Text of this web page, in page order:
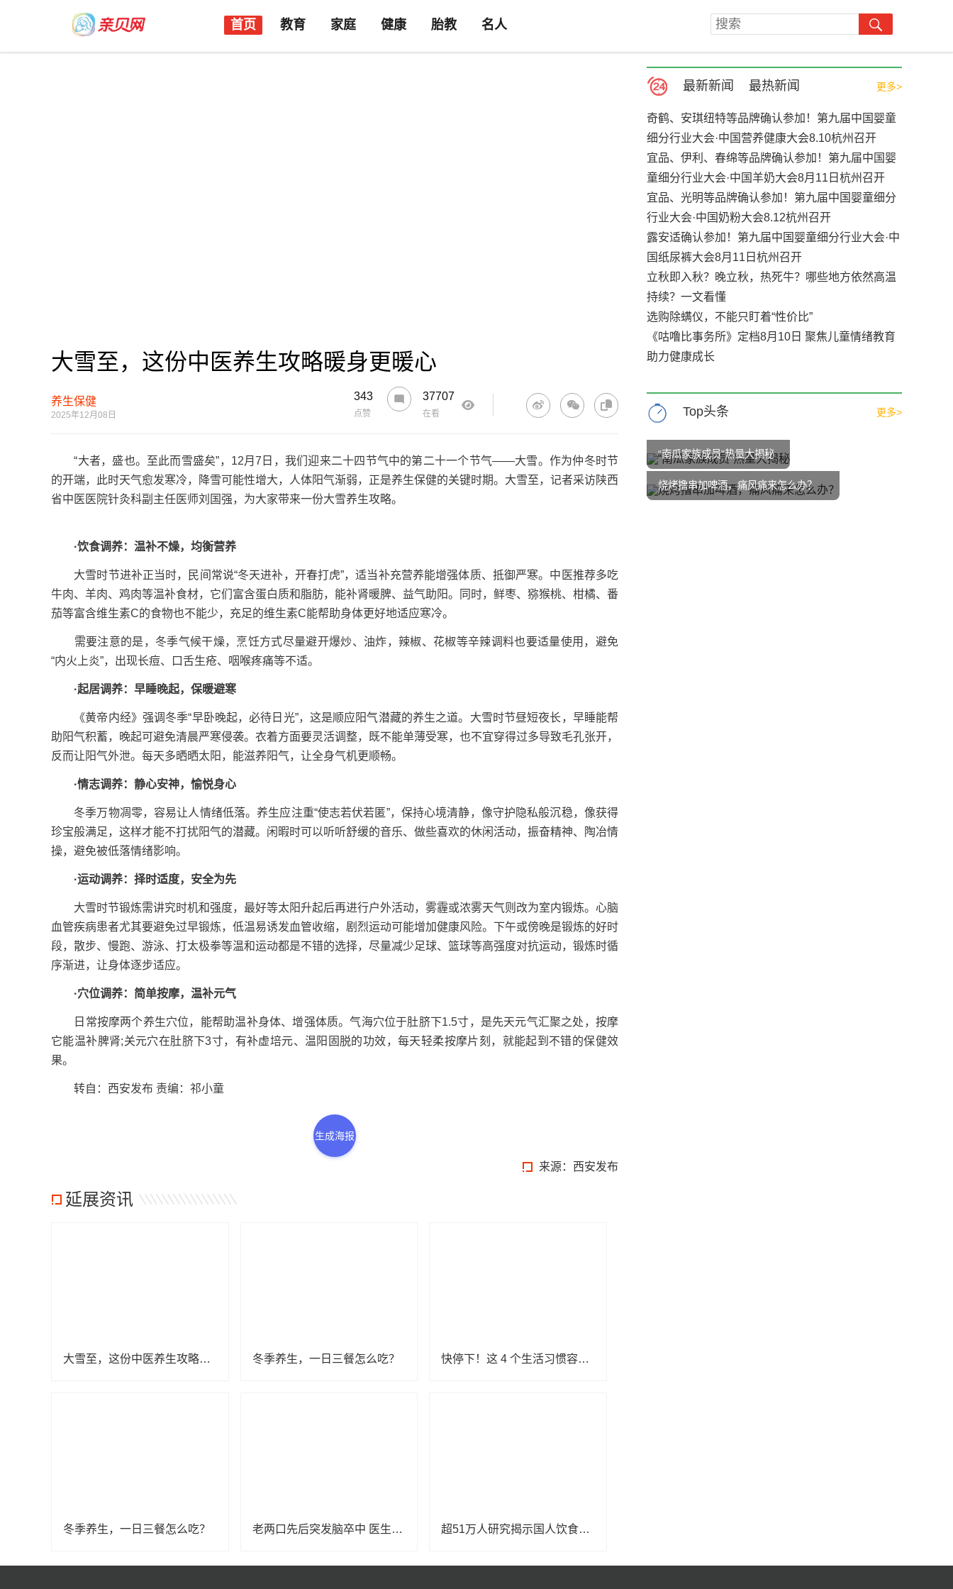
首页 教育 家庭 健康 胎教 名人
大雪至，这份中医养生攻略暖身更暖心
养生保健
2025年12月08日
343
点赞
37707
在看
“大者，盛也。至此而雪盛矣”，12月7日，我们迎来二十四节气中的第二十一个节气——大雪。作为仲冬时节
的开端，此时天气愈发寒冷，降雪可能性增大，人体阳气渐弱，正是养生保健的关键时期。大雪至，记者采访陕西
省中医医院针灸科副主任医师刘国强，为大家带来一份大雪养生攻略。
·饮食调养：温补不燥，均衡营养
大雪时节进补正当时，民间常说“冬天进补，开春打虎”，适当补充营养能增强体质、抵御严寒。中医推荐多吃
牛肉、羊肉、鸡肉等温补食材，它们富含蛋白质和脂肪，能补肾暖脾、益气助阳。同时，鲜枣、猕猴桃、柑橘、番
茄等富含维生素C的食物也不能少，充足的维生素C能帮助身体更好地适应寒冷。
需要注意的是，冬季气候干燥，烹饪方式尽量避开爆炒、油炸，辣椒、花椒等辛辣调料也要适量使用，避免
“内火上炎”，出现长痘、口舌生疮、咽喉疼痛等不适。
·起居调养：早睡晚起，保暖避寒
《黄帝内经》强调冬季“早卧晚起，必待日光”，这是顺应阳气潜藏的养生之道。大雪时节昼短夜长，早睡能帮
助阳气积蓄，晚起可避免清晨严寒侵袭。衣着方面要灵活调整，既不能单薄受寒，也不宜穿得过多导致毛孔张开，
反而让阳气外泄。每天多晒晒太阳，能滋养阳气，让全身气机更顺畅。
·情志调养：静心安神，愉悦身心
冬季万物凋零，容易让人情绪低落。养生应注重“使志若伏若匿”，保持心境清静，像守护隐私般沉稳，像获得
珍宝般满足，这样才能不打扰阳气的潜藏。闲暇时可以听听舒缓的音乐、做些喜欢的休闲活动，振奋精神、陶冶情
操，避免被低落情绪影响。
·运动调养：择时适度，安全为先
大雪时节锻炼需讲究时机和强度，最好等太阳升起后再进行户外活动，雾霾或浓雾天气则改为室内锻炼。心脑
血管疾病患者尤其要避免过早锻炼，低温易诱发血管收缩，剧烈运动可能增加健康风险。下午或傍晚是锻炼的好时
段，散步、慢跑、游泳、打太极拳等温和运动都是不错的选择，尽量减少足球、篮球等高强度对抗运动，锻炼时循
序渐进，让身体逐步适应。
·穴位调养：简单按摩，温补元气
日常按摩两个养生穴位，能帮助温补身体、增强体质。气海穴位于肚脐下1.5寸，是先天元气汇聚之处，按摩
它能温补脾肾;关元穴在肚脐下3寸，有补虚培元、温阳固脱的功效，每天轻柔按摩片刻，就能起到不错的保健效
果。
转自：西安发布 责编：祁小童
生成海报
来源：西安发布
延展资讯
大雪至，这份中医养生攻略暖身更暖心 冬季养生，一日三餐怎么吃？ 快停下！这 4 个生活习惯容易引起血栓，很多人都有！
冬季养生，一日三餐怎么吃？ 老两口先后突发脑卒中 医生提醒这些生活习惯要注意 超51万人研究揭示国人饮食短板：主食占比高，优质营养不足
最新新闻 最热新闻 更多>
奇鹤、安琪纽特等品牌确认参加！第九届中国婴童
细分行业大会·中国营养健康大会8.10杭州召开
宜品、伊利、春绵等品牌确认参加！第九届中国婴
童细分行业大会·中国羊奶大会8月11日杭州召开
宜品、光明等品牌确认参加！第九届中国婴童细分
行业大会·中国奶粉大会8.12杭州召开
露安适确认参加！第九届中国婴童细分行业大会·中
国纸尿裤大会8月11日杭州召开
立秋即入秋？晚立秋，热死牛？哪些地方依然高温
持续？一文看懂
选购除螨仪，不能只盯着“性价比”
《咕噜比事务所》定档8月10日 聚焦儿童情绪教育
助力健康成长
Top头条 更多>
“南瓜家族成员”热量大揭秘
烧烤撸串加啤酒，痛风痛来怎么办？